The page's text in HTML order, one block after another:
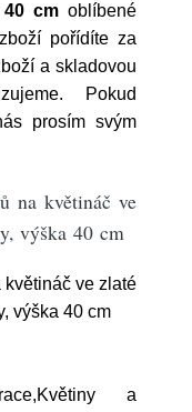
40 cmoblíbené
pořídíte za
a skladovou
Pokud
prosím svým
na květináč ve
výška 40 cm
ve zlaté
výška 40 cm
a